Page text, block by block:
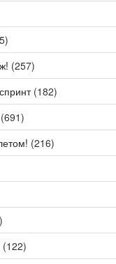
(257)
(182)
(216)
(122)